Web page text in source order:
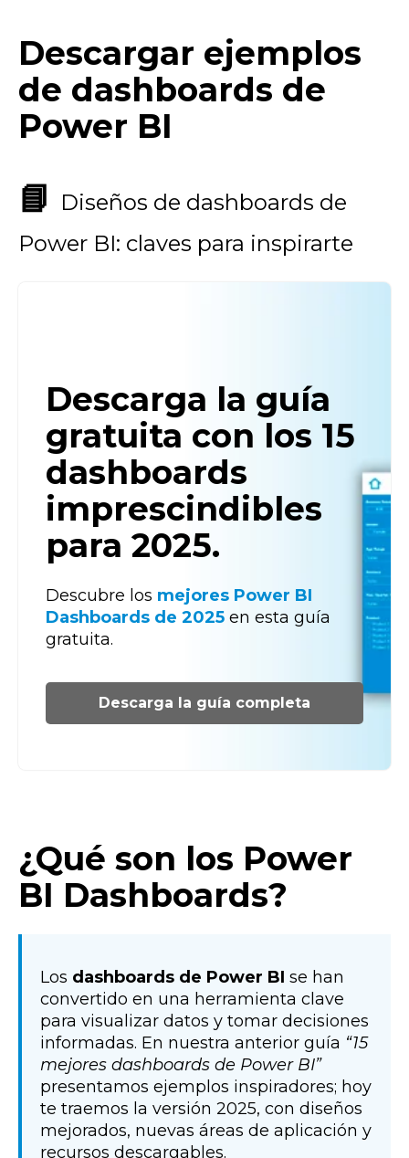
Descargar ejemplos
de dashboards de
Power BI
📘
Diseños de dashboards de
Power BI: claves para inspirarte
Descarga la guía
gratuita con los 15
dashboards
imprescindibles
para 2025.
Descubre los mejores Power BI
Dashboards de 2025 en esta guía
gratuita.
Descarga la guía completa
¿Qué son los Power
BI Dashboards?
Los dashboards de Power BI se han
convertido en una herramienta clave
para visualizar datos y tomar decisiones
informadas. En nuestra anterior guía “15
mejores dashboards de Power BI”
presentamos ejemplos inspiradores; hoy
te traemos la versión 2025, con diseños
mejorados, nuevas áreas de aplicación y
recursos descargables.